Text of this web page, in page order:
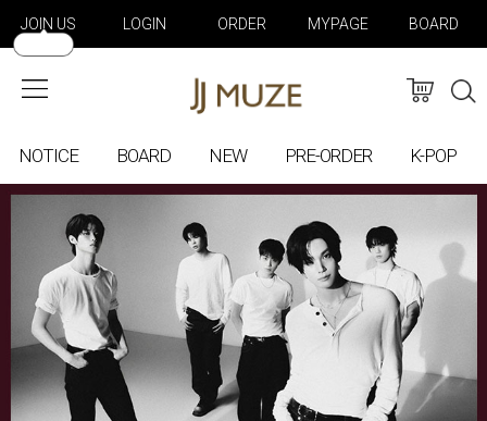
JOIN US LOGIN ORDER MYPAGE BOARD
NOTICE BOARD NEW PRE-ORDER K-POP